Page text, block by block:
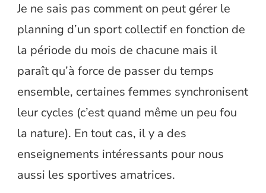
Je ne sais pas comment on peut gérer le
planning d’un sport collectif en fonction de
la période du mois de chacune mais il
paraît qu’à force de passer du temps
ensemble, certaines femmes synchronisent
leur cycles (c’est quand même un peu fou
la nature). En tout cas, il y a des
enseignements intéressants pour nous
aussi les sportives amatrices.